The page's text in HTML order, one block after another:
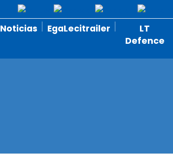
Noticias EgaLecitrailer
LT
Defence